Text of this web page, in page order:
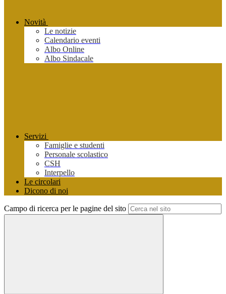
Novità
Le notizie
Calendario eventi
Albo Online
Albo Sindacale
Servizi
Famiglie e studenti
Personale scolastico
CSH
Interpello
Le circolari
Dicono di noi
Campo di ricerca per le pagine del sito